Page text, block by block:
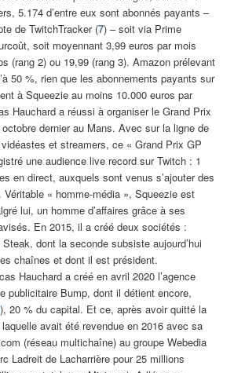
5.174 d’entre eux sont abonnés payants –
de TwitchTracker (7) – soit via Prime
soit moyennant 3,99 euros par mois
(rang 2) ou 19,99 (rang 3). Amazon prélevant
50 %, rien que les abonnements payants sur
à Squeezie au moins 10.000 euros par
Hauchard a réussi à organiser le Grand Prix
dernier au Mans. Avec sur la ligne de
et streamers, ce « Grand Prix GP
une audience live record sur Twitch : 1
en direct, auxquels sont venus s’ajouter des
Véritable « homme-média », Squeezie est
lui, un homme d’affaires grâce à ses
En 2015, il a créé deux sociétés :
dont la seconde subsiste aujourd’hui
chaînes et dont il est président.
Hauchard a créé en avril 2020 l’agence
publicitaire Bump, dont il détient encore,
), 20 % du capital. Et ce, après avoir quitté la
avait été revendue en 2016 avec sa
(réseau multichaîne) au groupe Webedia
Ladreit de Lacharrière pour 25 millions